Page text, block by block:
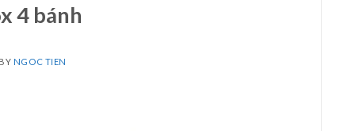
4 bánh
NGOC TIEN